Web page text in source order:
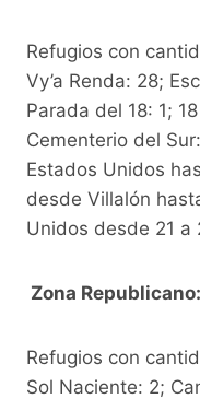
Refugios con
Vy’a Renda: 28;
Parada del 18: 1;
Cementerio del
Estados Unidos
desde Villalón
Unidos desde 21 a
Zona
Refugios con
Sol Naciente: 2;